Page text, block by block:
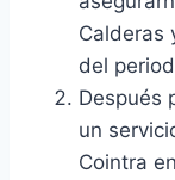
Calderas
del
Después
un
Cointra